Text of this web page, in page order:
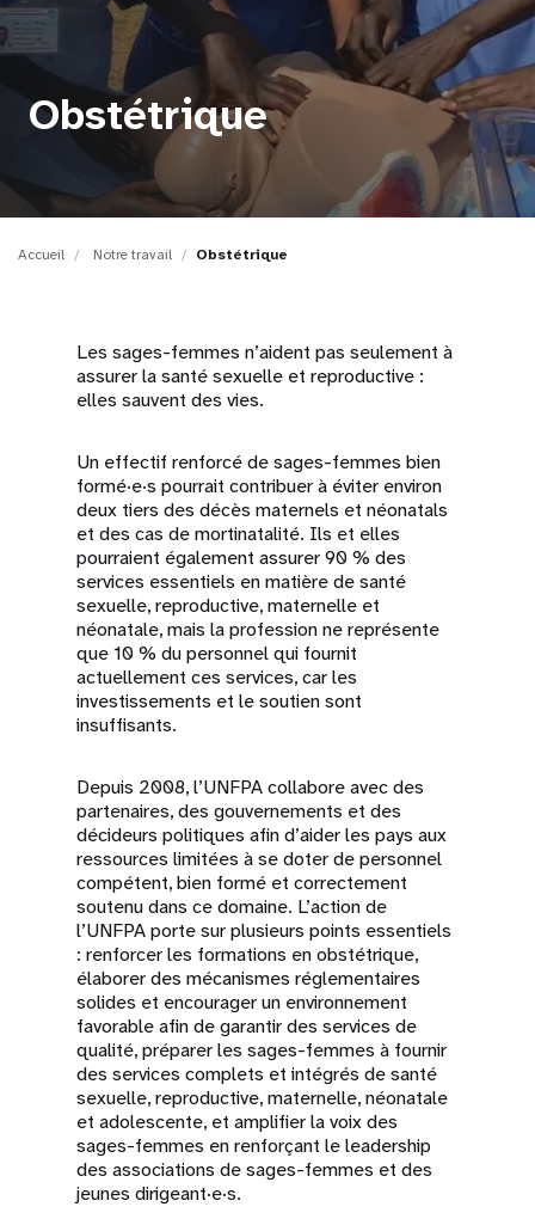
t
n
Obstétrique
Accueil Notre travail Obstétrique
Les sages-femmes n’aident pas seulement à
assurer la santé sexuelle et reproductive :
elles sauvent des vies.
Un effectif renforcé de sages-femmes bien
formé·e·s pourrait contribuer à éviter environ
deux tiers des décès maternels et néonatals
et des cas de mortinatalité. Ils et elles
pourraient également assurer 90 % des
services essentiels en matière de santé
sexuelle, reproductive, maternelle et
néonatale, mais la profession ne représente
que 10 % du personnel qui fournit
actuellement ces services, car les
investissements et le soutien sont
insuffisants.
Depuis 2008, l’UNFPA collabore avec des
partenaires, des gouvernements et des
décideurs politiques afin d’aider les pays aux
ressources limitées à se doter de personnel
compétent, bien formé et correctement
soutenu dans ce domaine. L’action de
l’UNFPA porte sur plusieurs points essentiels
: renforcer les formations en obstétrique,
élaborer des mécanismes réglementaires
solides et encourager un environnement
favorable afin de garantir des services de
qualité, préparer les sages-femmes à fournir
des services complets et intégrés de santé
sexuelle, reproductive, maternelle, néonatale
et adolescente, et amplifier la voix des
sages-femmes en renforçant le leadership
des associations de sages-femmes et des
jeunes dirigeant·e·s.